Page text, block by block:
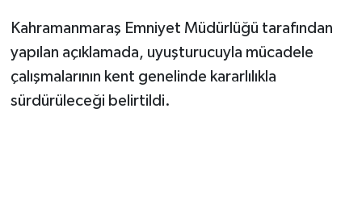
Kahramanmaraş Emniyet Müdürlüğü tarafından
yapılan açıklamada, uyuşturucuyla mücadele
çalışmalarının kent genelinde kararlılıkla
sürdürüleceği belirtildi.
Politika
YEREL
BÖLGEDEN